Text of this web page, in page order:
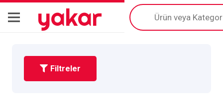
yakar
Products
search
Filtreler